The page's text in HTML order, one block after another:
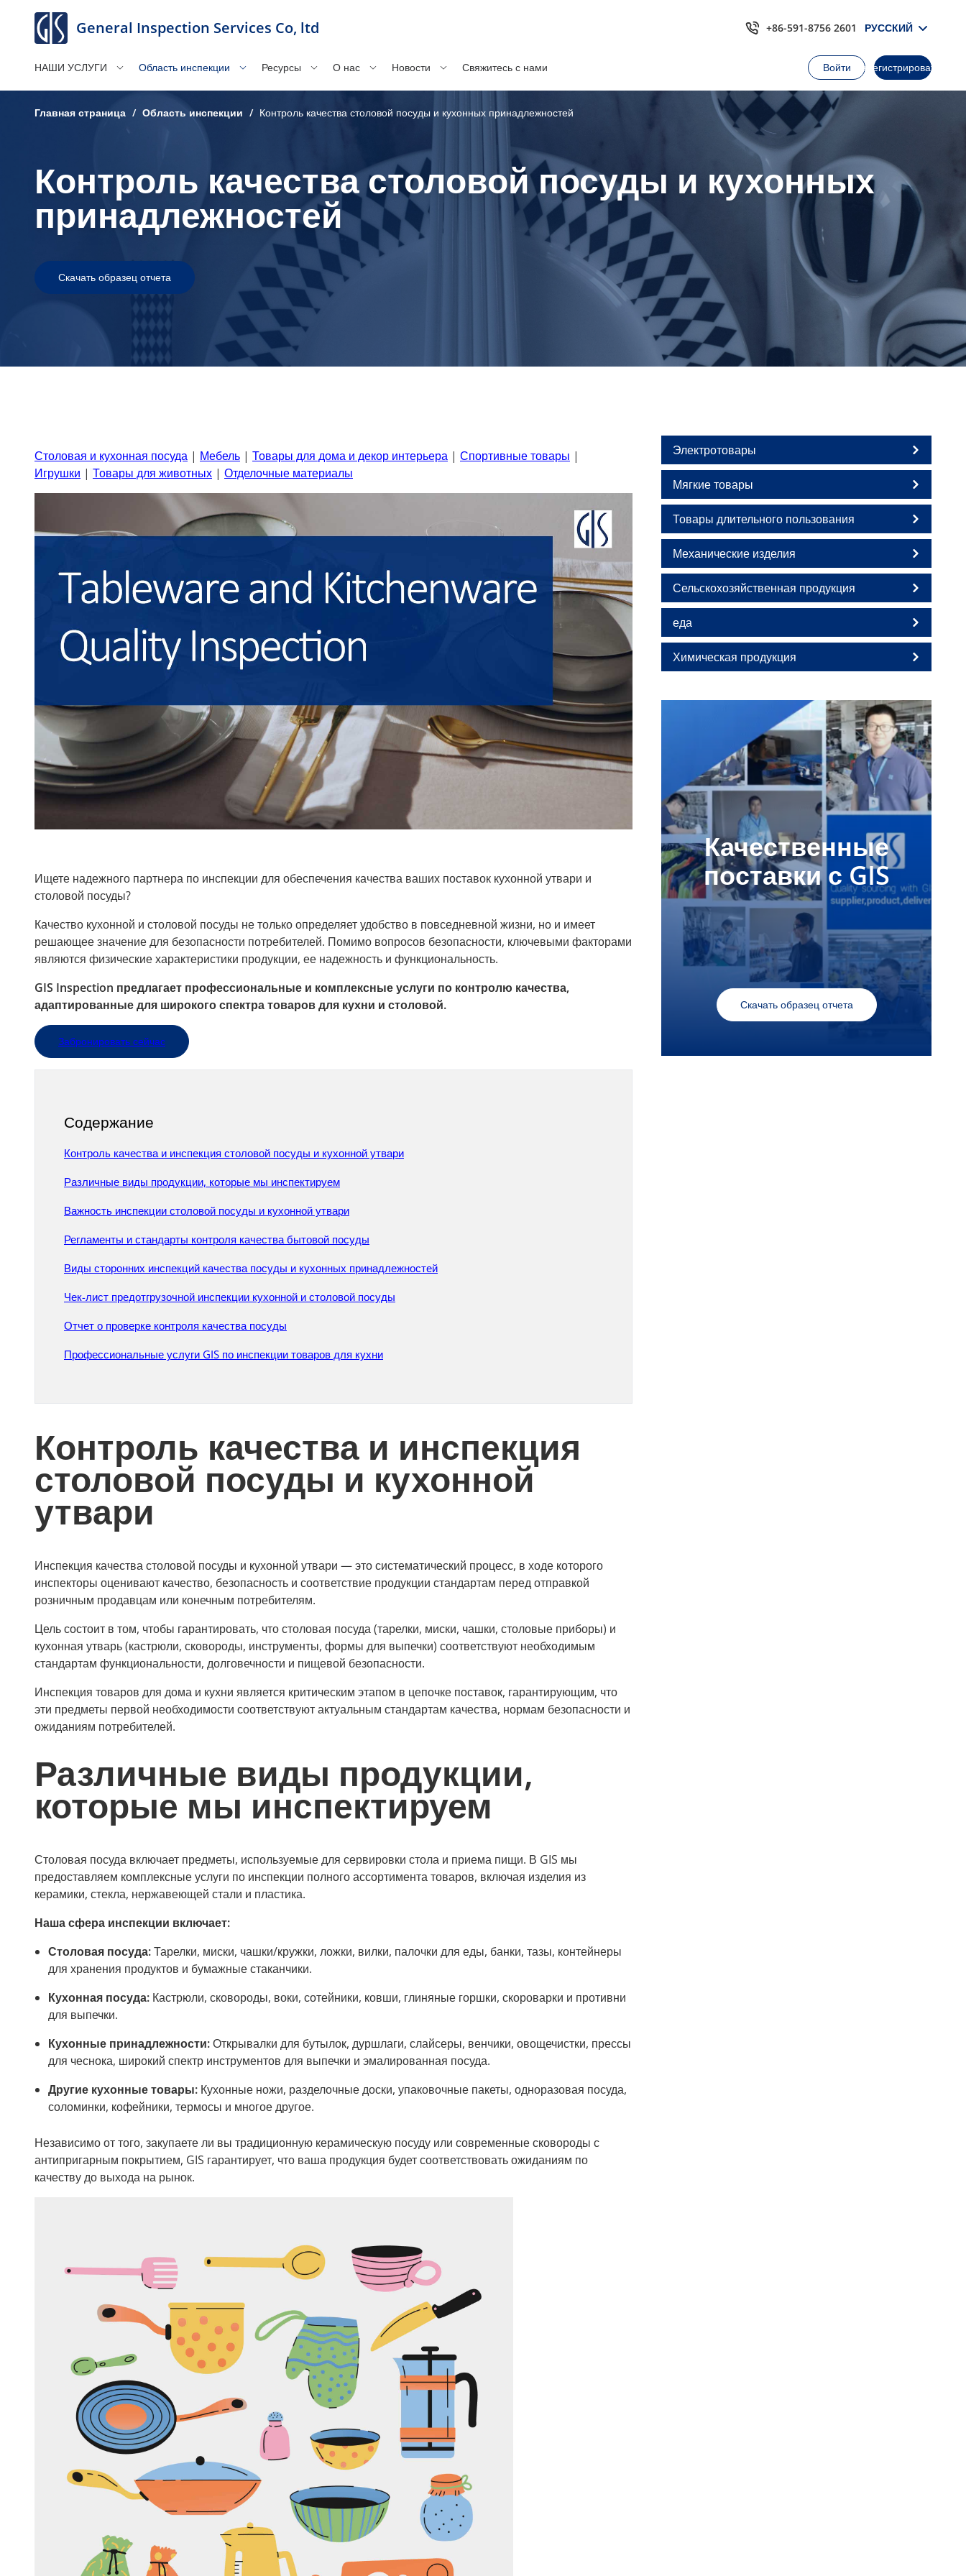
General Inspection Services Co, ltd +86-591-8756 2601 РУССКИЙ
НАШИ УСЛУГИ Область инспекции Ресурсы О нас Новости Свяжитесь с нами Войти Зарегистрироваться
Главная страница / Область инспекции / Контроль качества столовой посуды и кухонных принадлежностей
Контроль качества столовой посуды и кухонных
принадлежностей
Скачать образец отчета
Столовая и кухонная посуда | Мебель | Товары для дома и декор интерьера | Спортивные товары |
Игрушки | Товары для животных | Отделочные материалы
Ищете надежного партнера по инспекции для обеспечения качества ваших поставок кухонной утвари и
столовой посуды?
Качество кухонной и столовой посуды не только определяет удобство в повседневной жизни, но и имеет
решающее значение для безопасности потребителей. Помимо вопросов безопасности, ключевыми факторами
являются физические характеристики продукции, ее надежность и функциональность.
GIS Inspection предлагает профессиональные и комплексные услуги по контролю качества,
адаптированные для широкого спектра товаров для кухни и столовой.
Забронировать сейчас
Содержание
Контроль качества и инспекция столовой посуды и кухонной утвари
Различные виды продукции, которые мы инспектируем
Важность инспекции столовой посуды и кухонной утвари
Регламенты и стандарты контроля качества бытовой посуды
Виды сторонних инспекций качества посуды и кухонных принадлежностей
Чек-лист предотгрузочной инспекции кухонной и столовой посуды
Отчет о проверке контроля качества посуды
Профессиональные услуги GIS по инспекции товаров для кухни
Контроль качества и инспекция
столовой посуды и кухонной
утвари
Инспекция качества столовой посуды и кухонной утвари — это систематический процесс, в ходе которого
инспекторы оценивают качество, безопасность и соответствие продукции стандартам перед отправкой
розничным продавцам или конечным потребителям.
Цель состоит в том, чтобы гарантировать, что столовая посуда (тарелки, миски, чашки, столовые приборы) и
кухонная утварь (кастрюли, сковороды, инструменты, формы для выпечки) соответствуют необходимым
стандартам функциональности, долговечности и пищевой безопасности.
Инспекция товаров для дома и кухни является критическим этапом в цепочке поставок, гарантирующим, что
эти предметы первой необходимости соответствуют актуальным стандартам качества, нормам безопасности и
ожиданиям потребителей.
Различные виды продукции,
которые мы инспектируем
Столовая посуда включает предметы, используемые для сервировки стола и приема пищи. В GIS мы
предоставляем комплексные услуги по инспекции полного ассортимента товаров, включая изделия из
керамики, стекла, нержавеющей стали и пластика.
Наша сфера инспекции включает:
Столовая посуда:Тарелки, миски, чашки/кружки, ложки, вилки, палочки для еды, банки, тазы, контейнеры
для хранения продуктов и бумажные стаканчики.
Кухонная посуда: Кастрюли, сковороды, воки, сотейники, ковши, глиняные горшки, скороварки и противни
для выпечки.
Кухонные принадлежности:Открывалки для бутылок, дуршлаги, слайсеры, венчики, овощечистки, прессы
для чеснока, широкий спектр инструментов для выпечки и эмалированная посуда.
Другие кухонные товары: Кухонные ножи, разделочные доски, упаковочные пакеты, одноразовая посуда,
соломинки, кофейники, термосы и многое другое.
Независимо от того, закупаете ли вы традиционную керамическую посуду или современные сковороды с
антипригарным покрытием, GIS гарантирует, что ваша продукция будет соответствовать ожиданиям по
качеству до выхода на рынок.
Электротовары
Мягкие товары
Товары длительного пользования
Механические изделия
Сельскохозяйственная продукция
еда
Химическая продукция
Качественные
поставки с GIS
Скачать образец отчета